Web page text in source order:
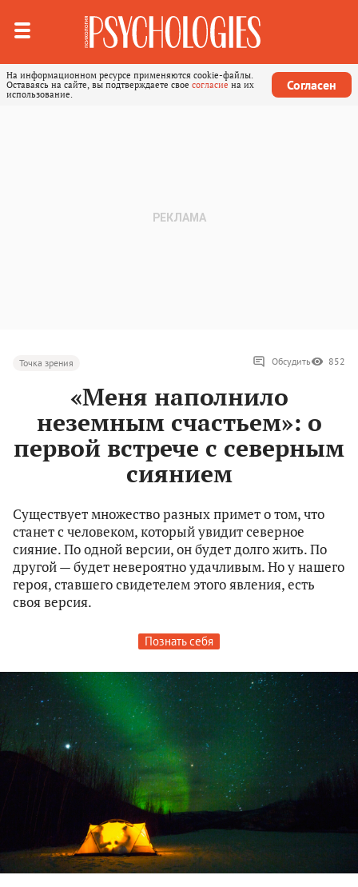
На информационном ресурсе применяются cookie-файлы.
Оставаясь на сайте, вы подтверждаете свое согласие на их
использование.
Согласен
Точка зрения Обсудить 852
«Меня наполнило
неземным счастьем»: о
первой встрече с северным
сиянием
Существует множество разных примет о том, что
станет с человеком, который увидит северное
сияние. По одной версии, он будет долго жить. По
другой — будет невероятно удачливым. Но у нашего
героя, ставшего свидетелем этого явления, есть
своя версия.
Познать себя